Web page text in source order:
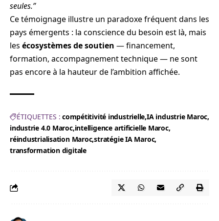
seules.”
Ce témoignage illustre un paradoxe fréquent dans les
pays émergents : la conscience du besoin est là, mais
les écosystèmes de soutien — financement,
formation, accompagnement technique — ne sont
pas encore à la hauteur de l’ambition affichée.
ÉTIQUETTES : compétitivité industrielleIA industrie Maroc
industrie 4.0 Maroc intelligence artificielle Maroc
réindustrialisation Marocstratégie IA Maroc
transformation digitale